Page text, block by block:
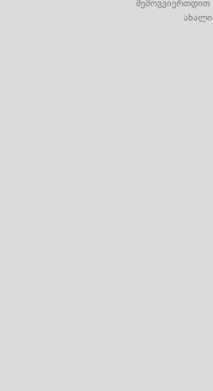
შემოგვიერთდით
ახალი